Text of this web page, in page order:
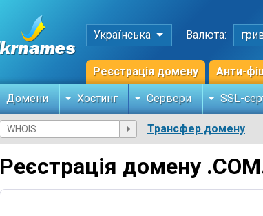
Українська Валюта:
Реєстрація домену Анти-
Домени Хостинг Сервери SSL-
Трансфер домену
Реєстрація домену